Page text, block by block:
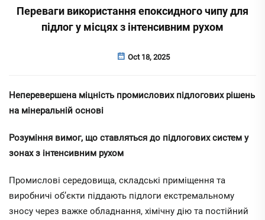
Переваги використання епоксидного чипу для
підлог у місцях з інтенсивним рухом
Oct 18, 2025
Неперевершена міцність промислових підлогових рішень
на мінеральній основі
Розуміння вимог, що ставляться до підлогових систем у
зонах з інтенсивним рухом
Промислові середовища, складські приміщення та
виробничі об’єкти піддають підлоги екстремальному
зносу через важке обладнання, хімічну дію та постійний